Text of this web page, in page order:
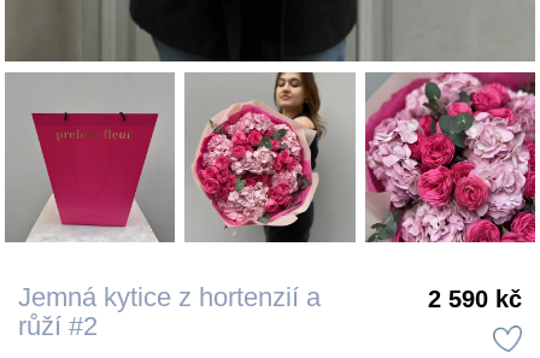
Jemná kytice z hortenzií a
růží #2
2 590 kč